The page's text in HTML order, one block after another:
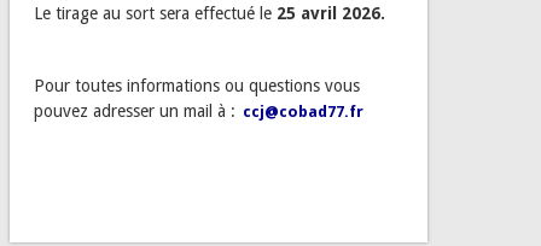
Le tirage au sort sera effectué le 25 avril 2026.
Pour toutes informations ou questions vous
pouvez adresser un mail à : ccj@cobad77.fr